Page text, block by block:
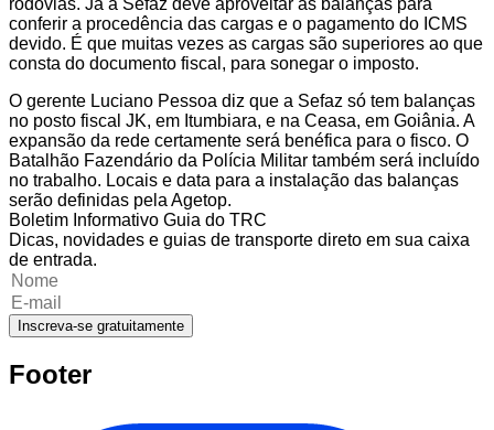
rodovias. Já a Sefaz deve aproveitar as balanças para
conferir a procedência das cargas e o pagamento do ICMS
devido. É que muitas vezes as cargas são superiores ao que
consta do documento fiscal, para sonegar o imposto.
O gerente Luciano Pessoa diz que a Sefaz só tem balanças
no posto fiscal JK, em Itumbiara, e na Ceasa, em Goiânia. A
expansão da rede certamente será benéfica para o fisco. O
Batalhão Fazendário da Polícia Militar também será incluído
no trabalho. Locais e data para a instalação das balanças
serão definidas pela Agetop.
Boletim Informativo Guia do TRC
Dicas, novidades e guias de transporte direto em sua caixa
de entrada.
Inscreva-se gratuitamente
Footer